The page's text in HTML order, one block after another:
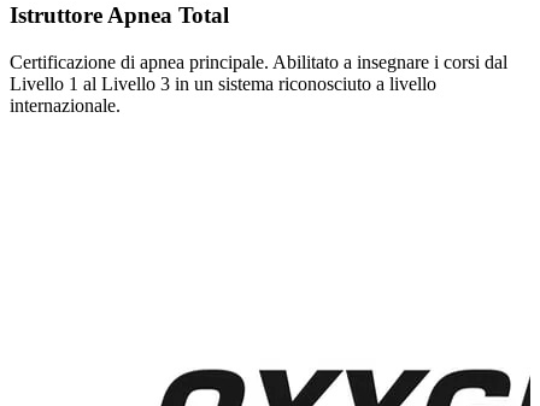
Istruttore Apnea Total
Certificazione di apnea principale. Abilitato a insegnare i corsi dal
Livello 1 al Livello 3 in un sistema riconosciuto a livello
internazionale.